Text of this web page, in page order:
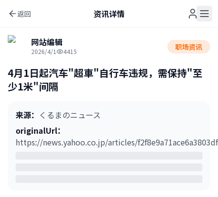
返回 资讯详情
网站编辑
2026/4/1 4415 职场资讯
4月1日起汽车"超車"自行车违规，需保持"至
少1米"间隔
来源： くるまのニュース
originalUrl：
https://news.yahoo.co.jp/articles/